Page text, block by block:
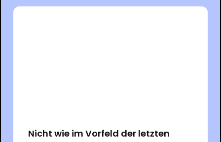
Nicht wie im Vorfeld der letzten